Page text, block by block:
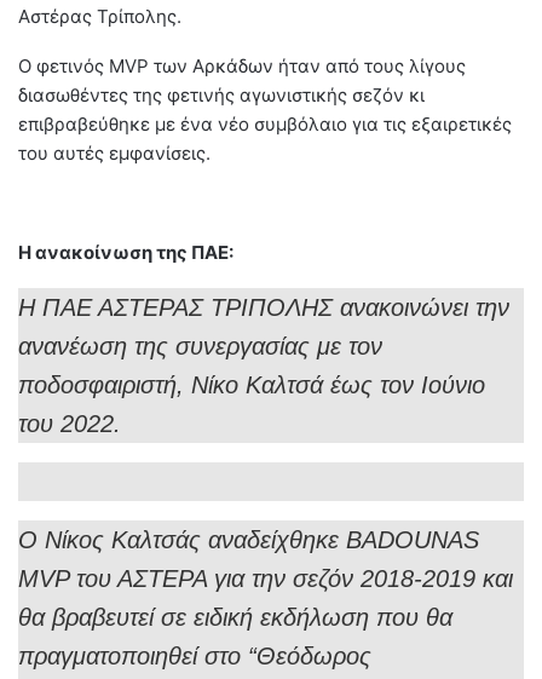
Αστέρας Τρίπολης.
Ο φετινός MVP των Αρκάδων ήταν από τους λίγους
διασωθέντες της φετινής αγωνιστικής σεζόν κι
επιβραβεύθηκε με ένα νέο συμβόλαιο για τις εξαιρετικές
του αυτές εμφανίσεις.
Η ανακοίνωση της ΠΑΕ:
Η ΠΑΕ ΑΣΤΕΡΑΣ ΤΡΙΠΟΛΗΣ ανακοινώνει την
ανανέωση της συνεργασίας με τον
ποδοσφαιριστή, Νίκο Καλτσά έως τον Ιούνιο
του 2022.
Ο Νίκος Καλτσάς αναδείχθηκε BADOUNAS
MVP του ΑΣΤΕΡΑ για την σεζόν 2018-2019 και
θα βραβευτεί σε ειδική εκδήλωση που θα
πραγματοποιηθεί στο “Θεόδωρος